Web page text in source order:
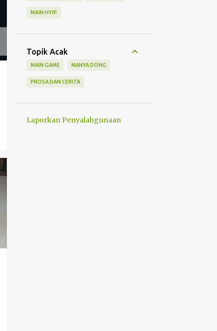
MAIN HYIP
Topik Acak
MAIN GAME NANYA DONG
PROSA DAN CERITA
Laporkan Penyalahgunaan